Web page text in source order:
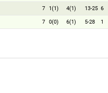
7 1(1) 4(1) 13-25 6
7 0(0) 6(1) 5-28 1